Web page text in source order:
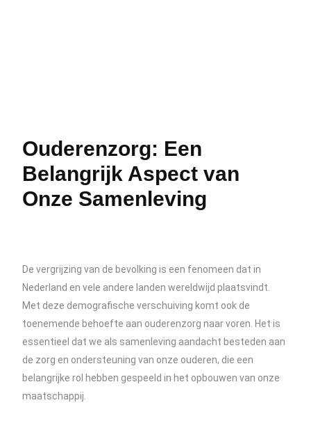
Ouderenzorg: Een
Belangrijk Aspect van
Onze Samenleving
De vergrijzing van de bevolking is een fenomeen dat in
Nederland en vele andere landen wereldwijd plaatsvindt.
Met deze demografische verschuiving komt ook de
toenemende behoefte aan ouderenzorg naar voren. Het is
essentieel dat we als samenleving aandacht besteden aan
de zorg en ondersteuning van onze ouderen, die een
belangrijke rol hebben gespeeld in het opbouwen van onze
maatschappij.